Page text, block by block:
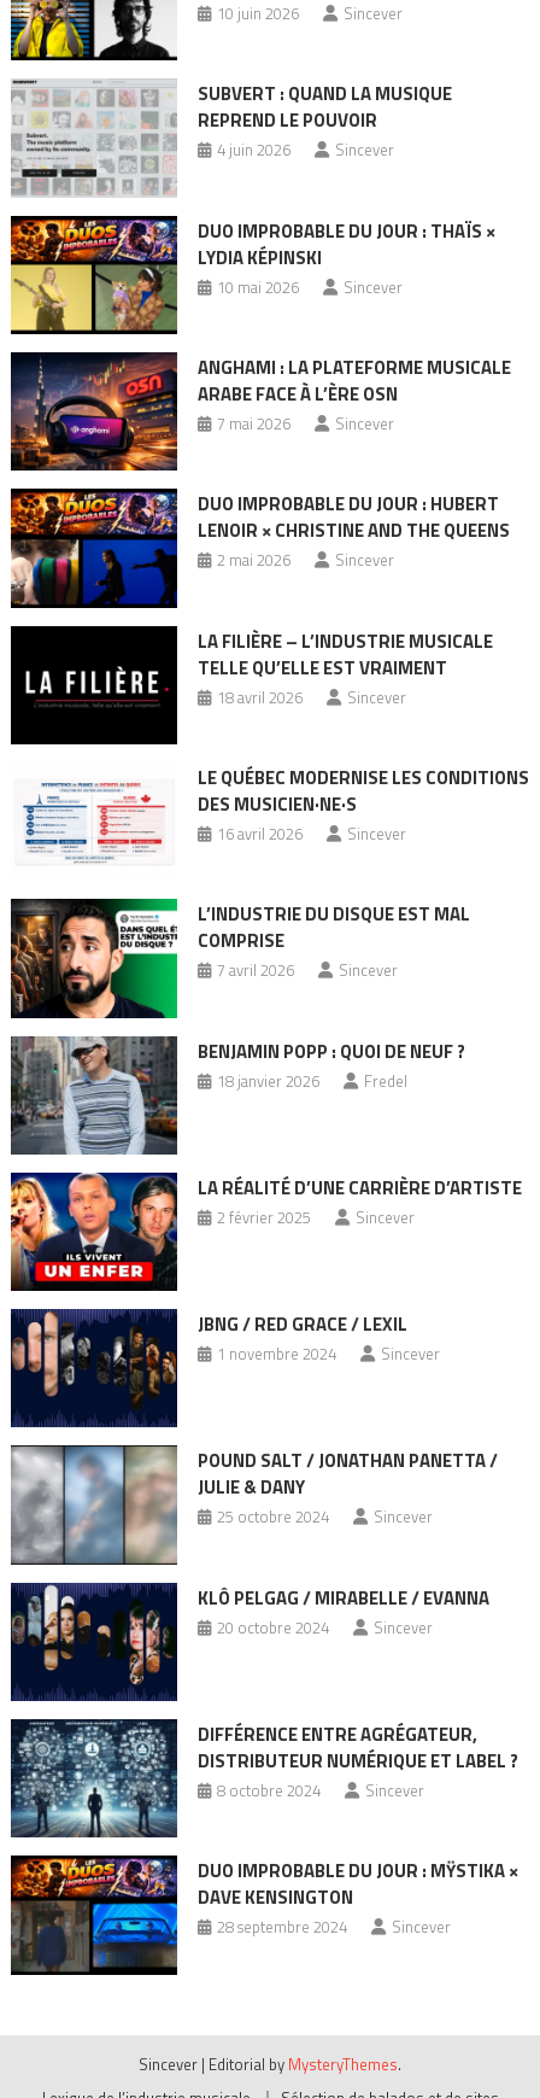
10 juin 2026 Sincever
SUBVERT : QUAND LA MUSIQUE
REPREND LE POUVOIR
4 juin 2026 Sincever
DUO IMPROBABLE DU JOUR : THAÏS ×
LYDIA KÉPINSKI
10 mai 2026 Sincever
ANGHAMI : LA PLATEFORME MUSICALE
ARABE FACE À L’ÈRE OSN
7 mai 2026 Sincever
DUO IMPROBABLE DU JOUR : HUBERT
LENOIR × CHRISTINE AND THE QUEENS
2 mai 2026 Sincever
LA FILIÈRE – L’INDUSTRIE MUSICALE
TELLE QU’ELLE EST VRAIMENT
18 avril 2026 Sincever
LE QUÉBEC MODERNISE LES CONDITIONS
DES MUSICIEN·NE·S
16 avril 2026 Sincever
L’INDUSTRIE DU DISQUE EST MAL
COMPRISE
7 avril 2026 Sincever
BENJAMIN POPP : QUOI DE NEUF ?
18 janvier 2026 Fredel
LA RÉALITÉ D’UNE CARRIÈRE D’ARTISTE
2 février 2025 Sincever
JBNG / RED GRACE / LEXIL
1 novembre 2024 Sincever
POUND SALT / JONATHAN PANETTA /
JULIE & DANY
25 octobre 2024 Sincever
KLÔ PELGAG / MIRABELLE / EVANNA
20 octobre 2024 Sincever
DIFFÉRENCE ENTRE AGRÉGATEUR,
DISTRIBUTEUR NUMÉRIQUE ET LABEL ?
8 octobre 2024 Sincever
DUO IMPROBABLE DU JOUR : MŸSTIKA ×
DAVE KENSINGTON
28 septembre 2024 Sincever
Sincever | Editorial by MysteryThemes.